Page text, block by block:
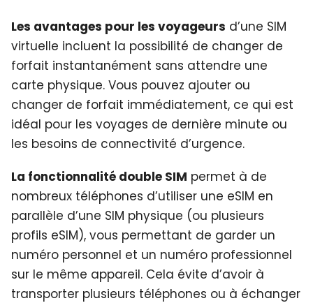
Les avantages pour les voyageurs d’une SIM
virtuelle incluent la possibilité de changer de
forfait instantanément sans attendre une
carte physique. Vous pouvez ajouter ou
changer de forfait immédiatement, ce qui est
idéal pour les voyages de dernière minute ou
les besoins de connectivité d’urgence.
La fonctionnalité double SIM permet à de
nombreux téléphones d’utiliser une eSIM en
parallèle d’une SIM physique (ou plusieurs
profils eSIM), vous permettant de garder un
numéro personnel et un numéro professionnel
sur le même appareil. Cela évite d’avoir à
transporter plusieurs téléphones ou à échanger